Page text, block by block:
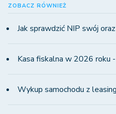
ZOBACZ RÓWNIEŻ
Jak sprawdzić NIP swój
Kasa fiskalna w 2026 roku
Wykup samochodu z